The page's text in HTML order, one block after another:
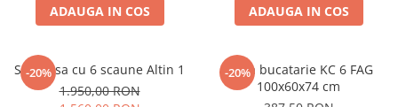
ADAUGA IN COS ADAUGA IN COS
-20%
Set masa cu 6 scaune Altin 1
1.950,00 RON
-20%
Masa bucatarie KC 6 FAG
100x60x74 cm